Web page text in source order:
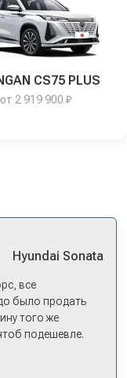
CS75 PLUS
от 2 919 900 ₽
Hyundai Sonata
все
было продать
того же
подешевле.
когда?